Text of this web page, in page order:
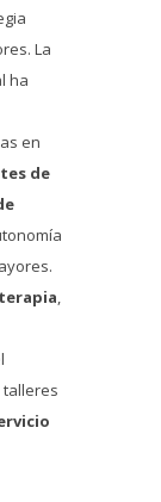
La
ha
en
de
,
talleres